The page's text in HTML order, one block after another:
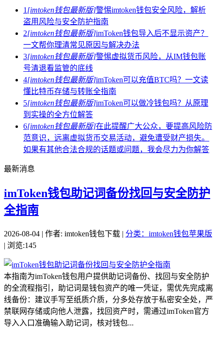
1 [imtoken钱包最新版]警惕imtoken钱包安全风险，解析
盗用风险与安全防护指南
2[imtoken钱包最新版]imToken钱包导入后不显示资产？
一文帮你理清常见原因与解决办法
3[imtoken钱包最新版]警惕虚拟货币风险，从IM钱包账
号清退看监管的底线
4[imtoken钱包最新版]imToken可以充值BTC吗？一文读
懂比特币存储与转账全指南
5[imtoken钱包最新版]imToken可以做冷钱包吗？从原理
到实操的全方位解答
6[imtoken钱包最新版]在此提醒广大公众，要提高风险防
范意识，远离虚拟货币交易活动，避免遭受财产损失。
如果有其他合法合规的话题或问题，我会尽力为你解答
最新消息
imToken钱包助记词备份找回与安全防护
全指南
2026-08-04 | 作者: imtoken钱包下载 | 分类：imtoken钱包苹果版
| 浏览:145
本指南为imToken钱包用户提供助记词备份、找回与安全防护
的全流程指引，助记词是钱包资产的唯一凭证，需优先完成离
线备份：建议手写至纸质介质，分多处存放于私密安全处，严
禁联网存储或向他人泄露，找回资产时，需通过imToken官方
导入入口准确输入助记词，核对钱包...